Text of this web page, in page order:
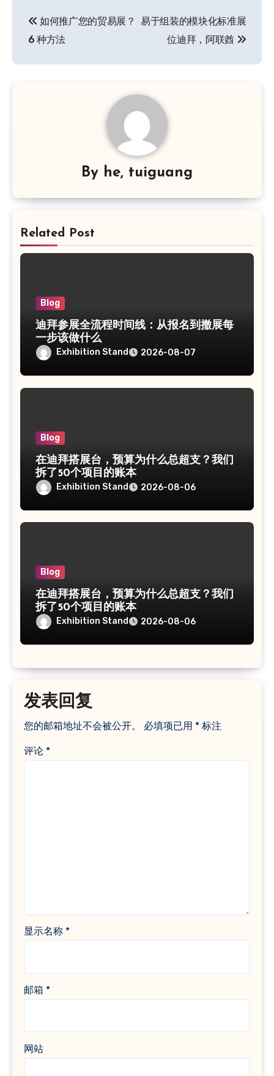
章
导
如何推广您的贸易展？
6 种方法
易于组装的模块化标准展
位迪拜，阿联酋
By he, tuiguang
Related Post
Blog
迪拜参展全流程时间线：从报名到撤展每
一步该做什么
Exhibition Stand 2026-08-07
Blog
在迪拜搭展台，预算为什么总超支？我们
拆了50个项目的账本
Exhibition Stand 2026-08-06
Blog
在迪拜搭展台，预算为什么总超支？我们
拆了50个项目的账本
Exhibition Stand 2026-08-06
发表回复
您的邮箱地址不会被公开。 必填项已用 * 标注
评论 *
显示名称 *
邮箱 *
网站